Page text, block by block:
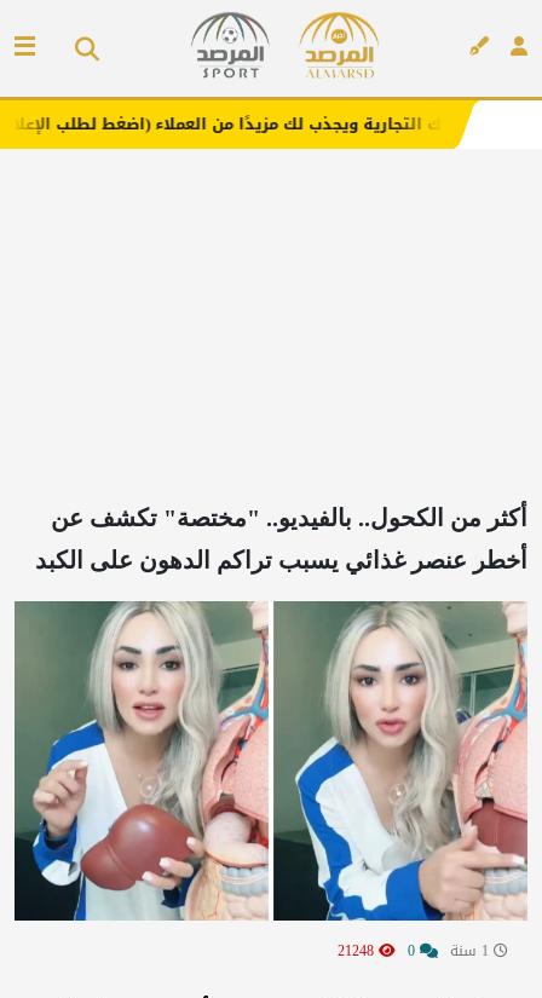
ويجذب لك مزيدًا من العملاء (اضغط لطلب الإعلان)
أكثر من الكحول.. بالفيديو.. "مختصة" تكشف عن
أخطر عنصر غذائي يسبب تراكم الدهون على الكبد